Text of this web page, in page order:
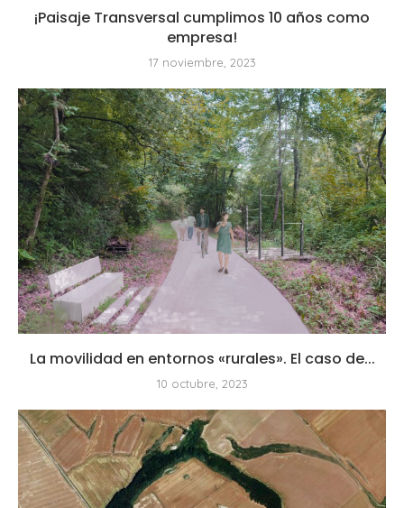
¡Paisaje Transversal cumplimos 10 años como
empresa!
17 noviembre, 2023
La movilidad en entornos «rurales». El caso de...
10 octubre, 2023